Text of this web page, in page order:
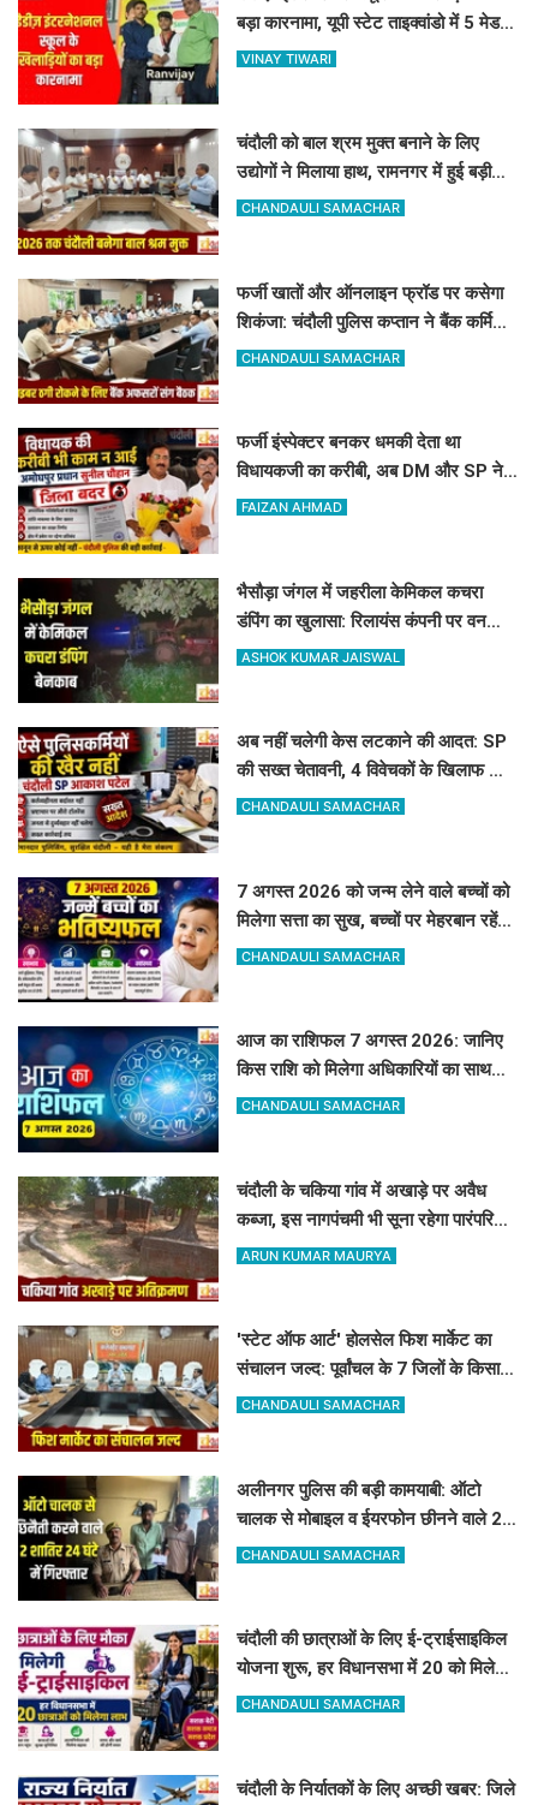
बड़ा कारनामा, यूपी स्टेट ताइक्वांडो में 5 मेडल्स
पर जमाया कब्जा
VINAY TIWARI
चंदौली को बाल श्रम मुक्त बनाने के लिए
उद्योगों ने मिलाया हाथ, रामनगर में हुई बड़ी
बैठक, बाल श्रम पर सख्त हुआ प्रशासन
CHANDAULI SAMACHAR
फर्जी खातों और ऑनलाइन फ्रॉड पर कसेगा
शिकंजा: चंदौली पुलिस कप्तान ने बैंक कर्मियों
को दिए खास सुरक्षा टिप्स
CHANDAULI SAMACHAR
फर्जी इंस्पेक्टर बनकर धमकी देता था
विधायकजी का करीबी, अब DM और SP ने
अमोघपुर प्रधान को जिले से बाहर खदेड़ा
FAIZAN AHMAD
भैसौड़ा जंगल में जहरीला केमिकल कचरा
डंपिंग का खुलासा: रिलायंस कंपनी पर वन
विभाग का बड़ा एक्शन
ASHOK KUMAR JAISWAL
अब नहीं चलेगी केस लटकाने की आदत: SP
की सख्त चेतावनी, 4 विवेचकों के खिलाफ जांच
शुरू, 60-90 दिन पुराने मामलों का तुरंत करें
CHANDAULI SAMACHAR
7 अगस्त 2026 को जन्म लेने वाले बच्चों को
मिलेगा सत्ता का सुख, बच्चों पर मेहरबान रहेंगे
ग्रह-नक्षत्र,
CHANDAULI SAMACHAR
आज का राशिफल 7 अगस्त 2026: जानिए
किस राशि को मिलेगा अधिकारियों का साथ
और किसे रहना होगा सतर्क
CHANDAULI SAMACHAR
चंदौली के चकिया गांव में अखाड़े पर अवैध
कब्जा, इस नागपंचमी भी सूना रहेगा पारंपरिक
खेल का मैदान
ARUN KUMAR MAURYA
'स्टेट ऑफ आर्ट' होलसेल फिश मार्केट का
संचालन जल्द: पूर्वांचल के 7 जिलों के किसान
जुड़ेंगे चंदौली फिश मार्केट से
CHANDAULI SAMACHAR
अलीनगर पुलिस की बड़ी कामयाबी: ऑटो
चालक से मोबाइल व ईयरफोन छीनने वाले 2
अभियुक्त 24 घंटे में गिरफ्तार
CHANDAULI SAMACHAR
चंदौली की छात्राओं के लिए ई-ट्राईसाइकिल
योजना शुरू, हर विधानसभा में 20 को मिलेगा
लाभ
CHANDAULI SAMACHAR
चंदौली के निर्यातकों के लिए अच्छी खबर: जिले